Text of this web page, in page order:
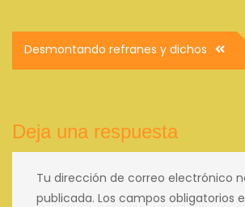
Navegación
de
Desmontando refranes y dichos
Deja una respuesta
Tu dirección de correo electrónico
publicada. Los campos obligatorios